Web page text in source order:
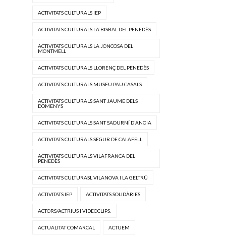
ACTIVITATS CULTURALS IEP
ACTIVITATS CULTURALS LA BISBAL DEL PENEDÈS
ACTIVITATS CULTURALS LA JONCOSA DEL
MONTMELL
ACTIVITATS CULTURALS LLORENÇ DEL PENEDÈS
ACTIVITATS CULTURALS MUSEU PAU CASALS
ACTIVITATS CULTURALS SANT JAUME DELS
DOMENYS
ACTIVITATS CULTURALS SANT SADURNÍ D'ANOIA
ACTIVITATS CULTURALS SEGUR DE CALAFELL
ACTIVITATS CULTURALS VILAFRANCA DEL
PENEDÈS
ACTIVITATS CULTURASL VILANOVA I LA GELTRÚ
ACTIVITATS IEP ACTIVITATS SOLIDÀRIES
ACTORS/ACTRIUS I VIDEOCLIPS.
ACTUALITAT COMARCAL ACTUEM